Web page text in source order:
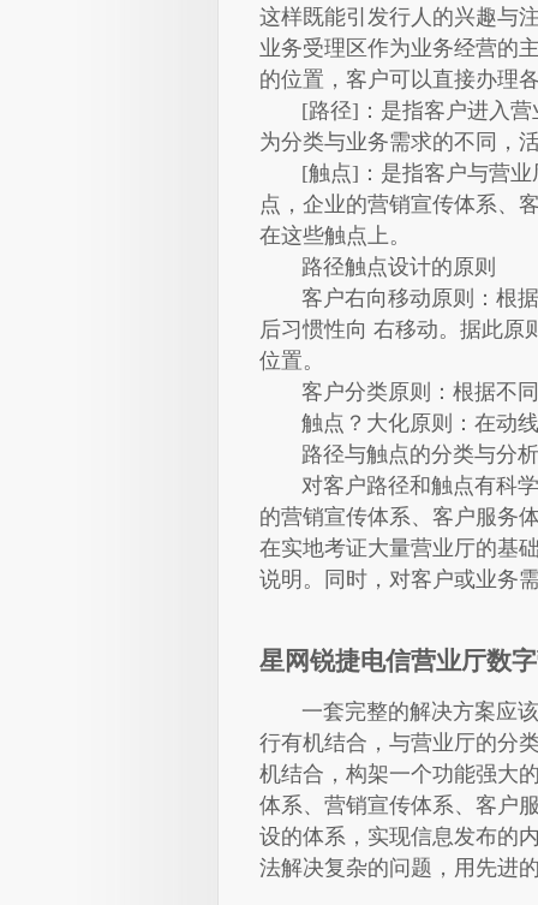
这样既能引发行人的兴趣与
业务受理区作为业务经营的
的位置，客户可以直接办理
[路径]：是指客户进入营
为分类与业务需求的不同，
[触点]：是指客户与营业
点，企业的营销宣传体系、
在这些触点上。
路径触点设计的原则
客户右向移动原则：根据
后习惯性向 右移动。据此原
位置。
客户分类原则：根据不同
触点？大化原则：在动线
路径与触点的分类与分析
对客户路径和触点有科学
的营销宣传体系、客户服务
在实地考证大量营业厅的基
说明。同时，对客户或业务
星网锐捷电信营业厅数
一套完整的解决方案应该
行有机结合，与营业厅的分
机结合，构架一个功能强大
体系、营销宣传体系、客户
设的体系，实现信息发布的
法解决复杂的问题，用先进